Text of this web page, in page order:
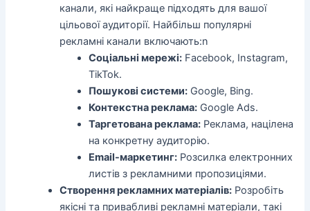
канали, які найкраще підходять для вашої
цільової аудиторії. Найбільш популярні
рекламні канали включають:n
Соціальні мережі: Facebook, Instagram,
TikTok.
Пошукові системи: Google, Bing.
Контекстна реклама: Google Ads.
Таргетована реклама: Реклама, націлена
на конкретну аудиторію.
Email-маркетинг: Розсилка електронних
листів з рекламними пропозиціями.
Створення рекламних матеріалів: Розробіть
якісні та привабливі рекламні матеріали, такі